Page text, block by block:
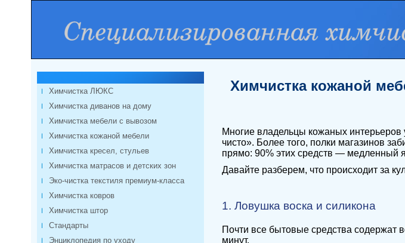
Химчистка ЛЮКС
Химчистка диванов на дому
Химчистка мебели с вывозом
Химчистка кожаной мебели
Химчистка кресел, стульев
Химчистка матрасов и детских зон
Эко-чистка текстиля премиум-класса
Химчистка ковров
Химчистка штор
Стандарты
Энциклопедия по уходу
Химчистка кожаной
Многие владельцы кожаных
чисто». Более того, полки магазинов
прямо: 90% этих средств — медленный
Давайте разберем, что происходит за
1. Ловушка воска и силикона
Почти все бытовые средства содержат
минут.